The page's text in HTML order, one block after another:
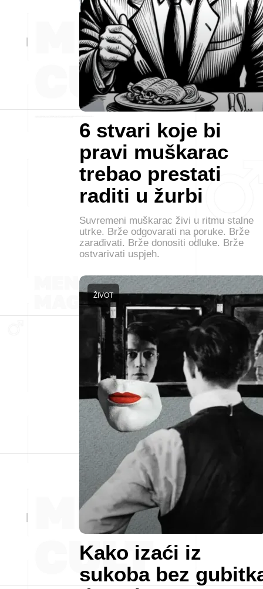
6 stvari koje bi
pravi muškarac
trebao prestati
raditi u žurbi
Suvremeni muškarac živi u ritmu stalne
utrke. Brže odgovarati na poruke. Brže
zarađivati. Brže donositi odluke. Brže
ostvarivati uspjeh.
Kako izaći iz
sukoba bez
ŽIVOT